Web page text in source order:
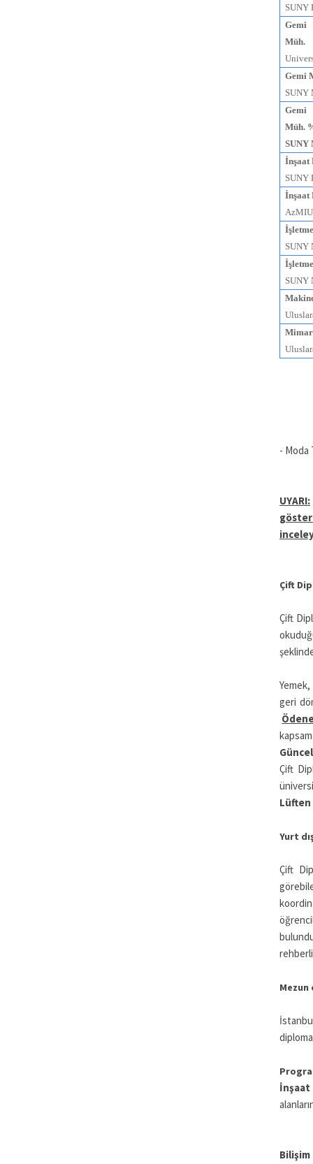
SUNY
Gemi
Müh.
Gemi
SUNY
Müh.
SUNY
İnşaat
SUNY
İnşaat
SUNY
SUNY
- Moda
UYARI:
Çift
Çift
geri
Çift
Lüften
Yurt
Çift
Mezun